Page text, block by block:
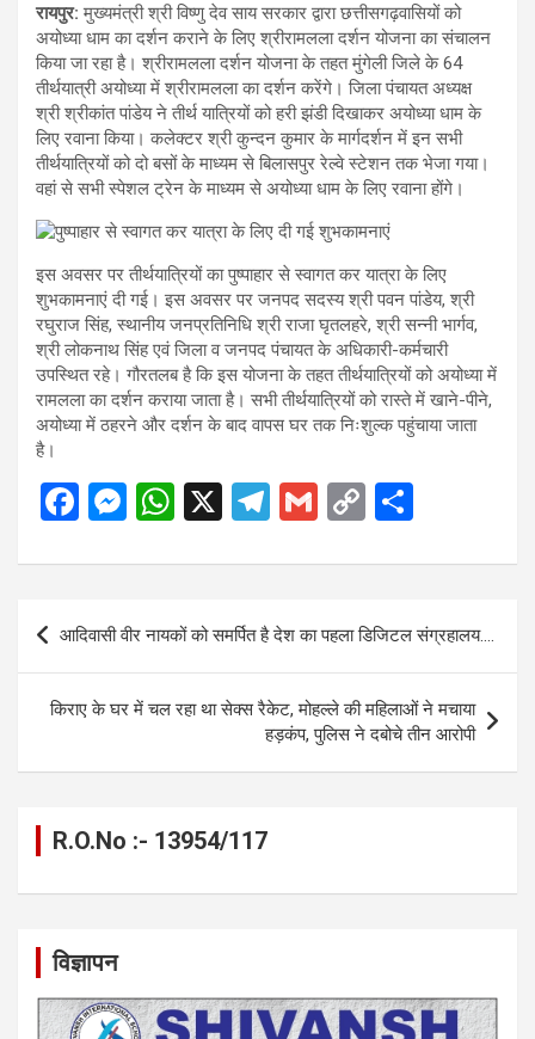
रायपुर:मुख्यमंत्री श्री विष्णु देव साय सरकार द्वारा छत्तीसगढ़वासियों को
अयोध्या धाम का दर्शन कराने के लिए श्रीरामलला दर्शन योजना का संचालन
किया जा रहा है। श्रीरामलला दर्शन योजना के तहत मुंगेली जिले के 64
तीर्थयात्री अयोध्या में श्रीरामलला का दर्शन करेंगे। जिला पंचायत अध्यक्ष
श्री श्रीकांत पांडेय ने तीर्थ यात्रियों को हरी झंडी दिखाकर अयोध्या धाम के
लिए रवाना किया। कलेक्टर श्री कुन्दन कुमार के मार्गदर्शन में इन सभी
तीर्थयात्रियों को दो बसों के माध्यम से बिलासपुर रेल्वे स्टेशन तक भेजा गया।
वहां से सभी स्पेशल ट्रेन के माध्यम से अयोध्या धाम के लिए रवाना होंगे।
इस अवसर पर तीर्थयात्रियों का पुष्पाहार से स्वागत कर यात्रा के लिए
शुभकामनाएं दी गई। इस अवसर पर जनपद सदस्य श्री पवन पांडेय, श्री
रघुराज सिंह, स्थानीय जनप्रतिनिधि श्री राजा घृतलहरे, श्री सन्नी भार्गव,
श्री लोकनाथ सिंह एवं जिला व जनपद पंचायत के अधिकारी-कर्मचारी
उपस्थित रहे। गौरतलब है कि इस योजना के तहत तीर्थयात्रियों को अयोध्या में
रामलला का दर्शन कराया जाता है। सभी तीर्थयात्रियों को रास्ते में खाने-पीने,
अयोध्या में ठहरने और दर्शन के बाद वापस घर तक निःशुल्क पहुंचाया जाता
है।
F
ce
b
o
o
k
M
se
n
g
er
W
at
s
A
p
p
X
T
e
gr
a
m
G
ail
C
py
Li
n
k
ar
e
Post
navigation
आदिवासी वीर नायकों को समर्पित है देश का पहला डिजिटल संग्रहालय….
किराए के घर में चल रहा था सेक्स रैकेट, मोहल्ले की महिलाओं ने मचाया
हड़कंप, पुलिस ने दबोचे तीन आरोपी
R.O.No :- 13954/117
विज्ञापन